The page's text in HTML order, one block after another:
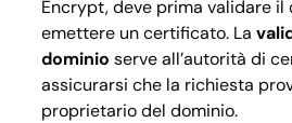
Encrypt, deve prima validare
emettere un certificato. La
dominio serve all’autorità di
assicurarsi che la richiesta
proprietario del dominio.